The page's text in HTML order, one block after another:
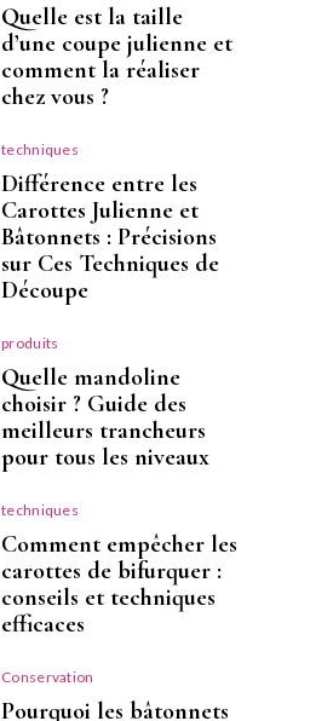
Quelle est la taille
d’une coupe julienne et
comment la réaliser
chez vous ?
techniques
Différence entre les
Carottes Julienne et
Bâtonnets : Précisions
sur Ces Techniques de
Découpe
produits
Quelle mandoline
choisir ? Guide des
meilleurs trancheurs
pour tous les niveaux
techniques
Comment empêcher les
carottes de bifurquer :
conseils et techniques
efficaces
Conservation
Pourquoi les bâtonnets